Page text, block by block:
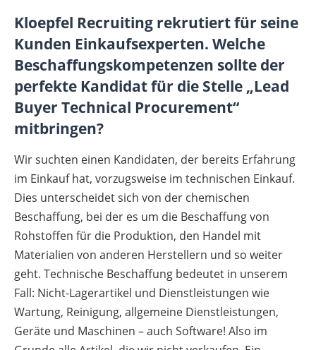
Kloepfel Recruiting rekrutiert für seine
Kunden Einkaufsexperten. Welche
Beschaffungskompetenzen sollte der
perfekte Kandidat für die Stelle „Lead
Buyer Technical Procurement“
mitbringen?
Wir suchten einen Kandidaten, der bereits Erfahrung
im Einkauf hat, vorzugsweise im technischen Einkauf.
Dies unterscheidet sich von der chemischen
Beschaffung, bei der es um die Beschaffung von
Rohstoffen für die Produktion, den Handel mit
Materialien von anderen Herstellern und so weiter
geht. Technische Beschaffung bedeutet in unserem
Fall: Nicht-Lagerartikel und Dienstleistungen wie
Wartung, Reinigung, allgemeine Dienstleistungen,
Geräte und Maschinen – auch Software! Also im